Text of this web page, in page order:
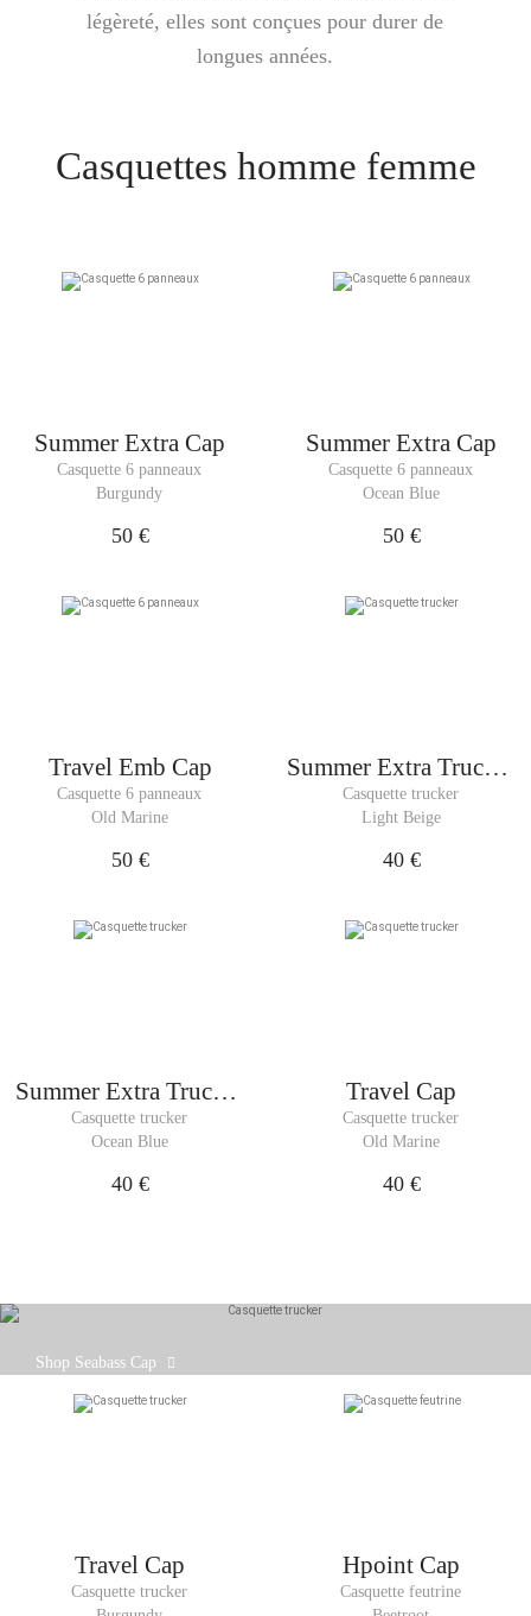
légèreté, elles sont conçues pour durer de
longues années.
Casquettes homme femme
Summer Extra Cap
Casquette 6 panneaux
Burgundy
50 €
Summer Extra Cap
Casquette 6 panneaux
Ocean Blue
50 €
Travel Emb Cap
Casquette 6 panneaux
Old Marine
50 €
Summer Extra Trucker
Cap
Casquette trucker
Light Beige
40 €
Summer Extra Trucker
Cap
Casquette trucker
Ocean Blue
40 €
Travel Cap
Casquette trucker
Old Marine
40 €
confortablement votre tête, avec une sangle réglable
à l'arrière.
Shop Seabass Cap
Travel Cap
Casquette trucker
Hpoint Cap
Casquette feutrine